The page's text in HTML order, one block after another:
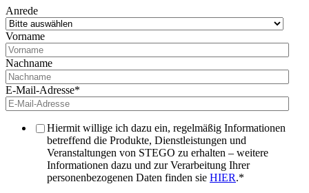
Anrede
Vorname
Nachname
E-Mail-Adresse*
Hiermit willige ich dazu ein, regelmäßig Informationen
betreffend die Produkte, Dienstleistungen und
Veranstaltungen von STEGO zu erhalten – weitere
Informationen dazu und zur Verarbeitung Ihrer
personenbezogenen Daten finden sie HIER.*